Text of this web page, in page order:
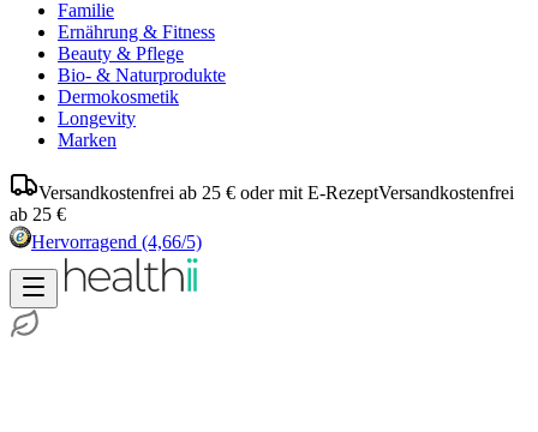
Familie
Ernährung & Fitness
Beauty & Pflege
Bio- & Naturprodukte
Dermokosmetik
Longevity
Marken
Versandkostenfrei ab 25 € oder mit E-RezeptVersandkostenfrei
ab 25 €
Hervorragend (4,66/5)